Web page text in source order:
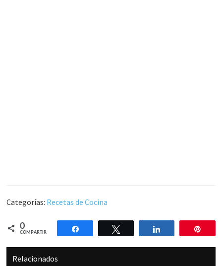
Categorías: Recetas de Cocina
0
COMPARTIR
Compartir Compartir
Relacionados